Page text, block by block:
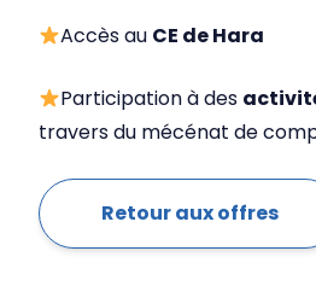
Accès au CE de Hara
Participation à des
travers du mécénat de
Retour aux offres